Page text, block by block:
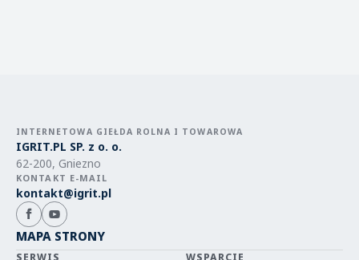
INTERNETOWA GIEŁDA ROLNA I TOWAROWA
IGRIT.PL SP. z o. o.
62-200, Gniezno
KONTAKT E-MAIL
kontakt@igrit.pl
MAPA STRONY
SERWIS WSPARCIE